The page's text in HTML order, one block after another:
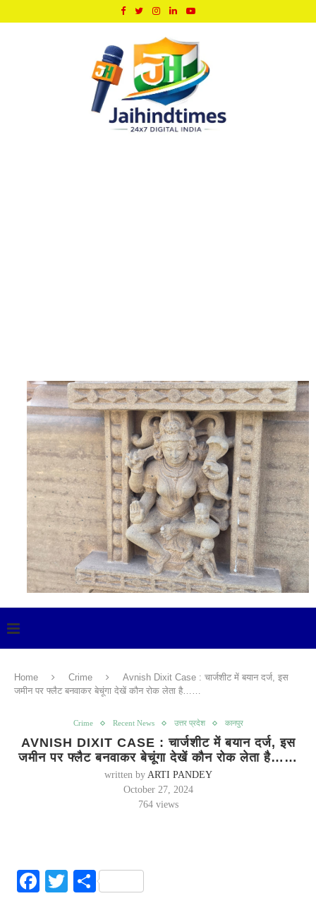
Home Crime
Avnish Dixit Case : चार्जशीट में बयान दर्ज, इस
जमीन पर फ्लैट बनवाकर बेचूंगा देखें कौन रोक लेता है……
Crime Recent News उत्तर प्रदेश कानपुर
AVNISH DIXIT CASE : चार्जशीट में बयान दर्ज, इस
जमीन पर फ्लैट बनवाकर बेचूंगा देखें कौन रोक लेता है……
written by ARTI PANDEY
October 27, 2024
764views
Facebook
Twitter
Share